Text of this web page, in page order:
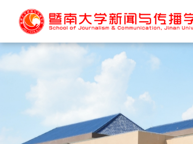
学院概况
研究院简介
系所简介